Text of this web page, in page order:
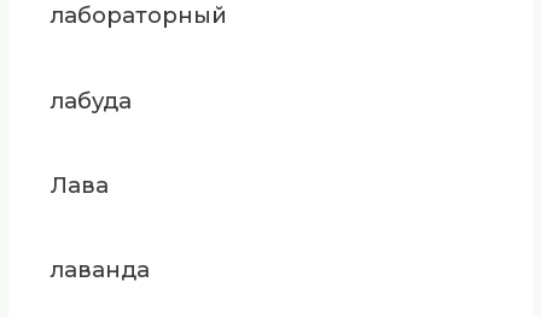
лабораторный
лабуда
Лава
лаванда